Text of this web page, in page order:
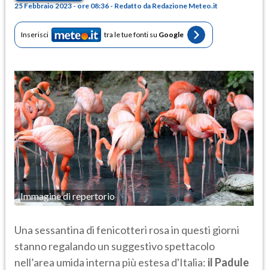
25 Febbraio 2023 - ore 08:36 - Redatto da Redazione Meteo.it
Inserisci tra le tue fonti su Google
Immagine di repertorio
Una sessantina di fenicotteri rosa in questi giorni
stanno regalando un suggestivo spettacolo
nell’area umida interna più estesa d'Italia: il Padule